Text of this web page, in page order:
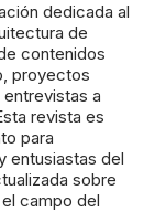
dedicada al
de
contenidos
proyectos
a
revista es
para
entusiastas del
sobre
campo del